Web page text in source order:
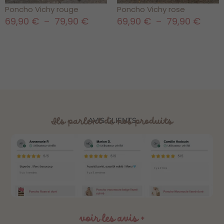
Poncho Vichy rouge
69,90 € – 79,90 €
Poncho Vichy rose
69,90 € – 79,90 €
AVIS CLIENTS
Ils parlent de nos produits
voir les avis +